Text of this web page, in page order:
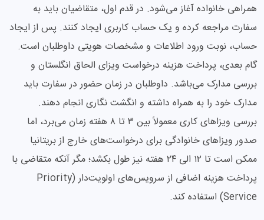
همراهی خانواده آغاز می‌شود. در قدم اول، متقاضیان باید به
سفارت مراجعه کرده و یک حساب کاربری ایجاد کنند. پس از ایجاد
حساب، نوبت ورود اطلاعات و مشخصات هویتی داوطلبان است.
گام بعدی، پرداخت هزینه درخواست ویزای الحاق انگلستان و
بررسی مدارک می‌باشد. داوطلبان در زمان حضور در سفارت باید
مدارک خود را به همراه داشته و انگشت نگاری انجام دهند.
بررسی ویزاهای کاری معمولاً بین ۳ تا ۸ هفته زمان می‌برد، اما
صدور ویزاهای خانوادگی برای درخواست‌های خارج از بریتانیا
ممکن است تا ۱۲ الی ۲۴ هفته نیز طول بکشد؛ مگر آنکه متقاضی با
پرداخت هزینه اضافی از سرویس‌های اولویت‌دار (Priority
Service) استفاده کند.